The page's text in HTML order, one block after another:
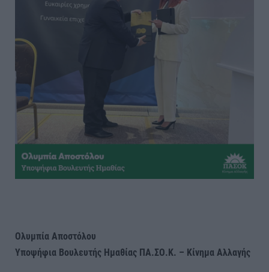
Ολυμπία Αποστόλου
Υποψήφια Βουλευτής Ημαθίας ΠΑ.ΣΟ.Κ. – Κίνημα Αλλαγής